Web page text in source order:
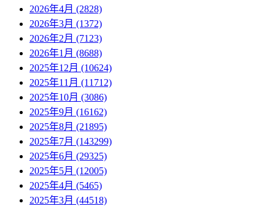
2026年4月 (2828)
2026年3月 (1372)
2026年2月 (7123)
2026年1月 (8688)
2025年12月 (10624)
2025年11月 (11712)
2025年10月 (3086)
2025年9月 (16162)
2025年8月 (21895)
2025年7月 (143299)
2025年6月 (29325)
2025年5月 (12005)
2025年4月 (5465)
2025年3月 (44518)